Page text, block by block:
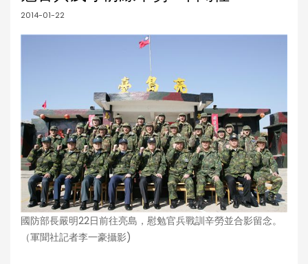
2014-01-22
國防部長嚴明22日前往亮島，慰勉官兵戰訓辛勞並合影留念。
（軍聞社記者李一豪攝影)